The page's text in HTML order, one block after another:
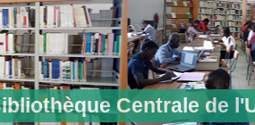
Centrale de